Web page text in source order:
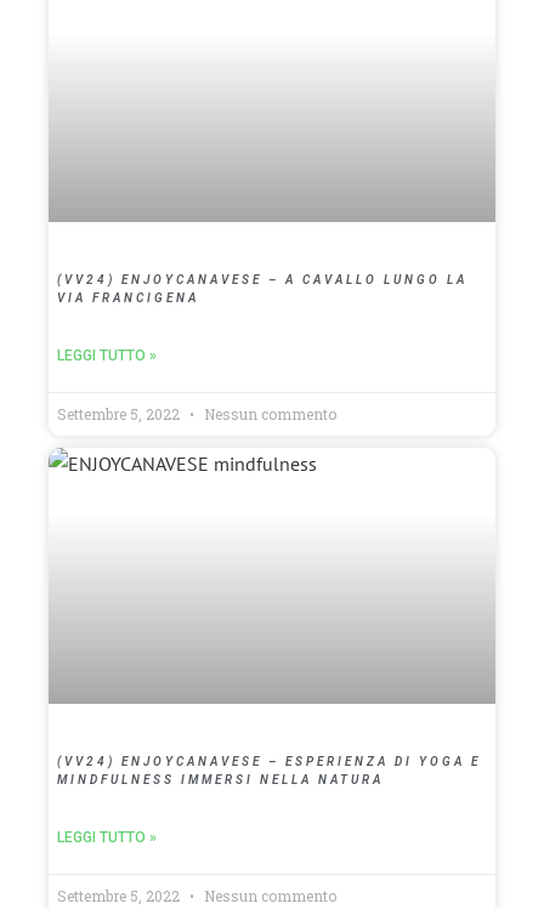
(VV24) ENJOYCANAVESE – A CAVALLO LUNGO LA
VIA FRANCIGENA
LEGGI TUTTO »
Settembre 5, 2022 Nessun commento
(VV24) ENJOYCANAVESE – ESPERIENZA DI YOGA E
MINDFULNESS IMMERSI NELLA NATURA
LEGGI TUTTO »
Settembre 5, 2022 Nessun commento